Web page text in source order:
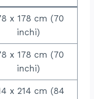
x 178 cm (70
inchi)
x 178 cm (70
inchi)
x 214 cm (84